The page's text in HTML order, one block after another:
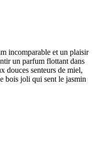
incomparable et un plaisir
un parfum flottant dans
douces senteurs de miel,
bois joli qui sent le jasmin